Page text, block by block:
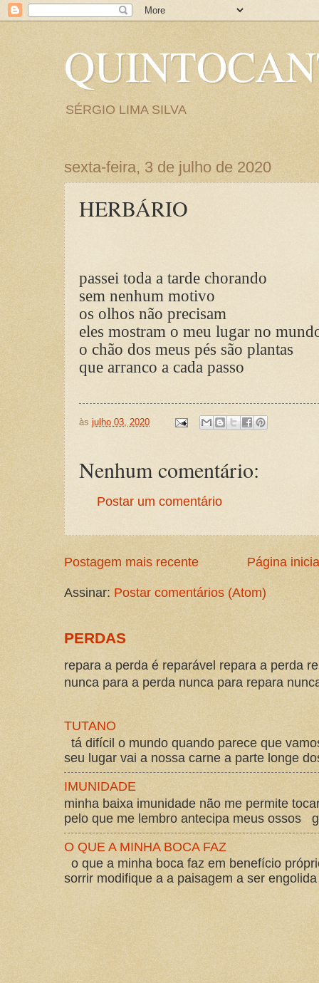
SÉRGIO LIMA SILVA
sexta-feira, 3 de julho de 2020
HERBÁRIO
passei toda a tarde chorando
sem nenhum motivo
os olhos não precisam
eles mostram o meu lugar no
o chão dos meus pés são plantas
que arranco a cada passo
às julho 03, 2020
Nenhum comentário:
Postar um comentário
Postagem mais recente Página
Assinar: Postar comentários (Atom)
PERDAS
repara a perda é reparável repara a perda
nunca para a perda nunca para repara
TUTANO
tá difícil o mundo quando parece que
seu lugar vai a nossa carne a parte longe
IMUNIDADE
minha baixa imunidade não me permite
pelo que me lembro antecipa meus ossos
O QUE A MINHA BOCA FAZ
o que a minha boca faz em benefício
sorrir modifique a a paisagem a ser